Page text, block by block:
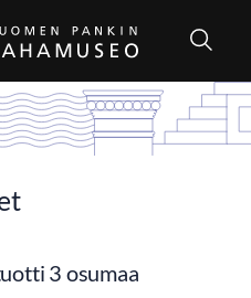
3 osumaa